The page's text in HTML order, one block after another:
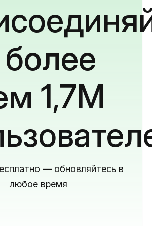
более
1,7M
— обновляйтесь в
любое время